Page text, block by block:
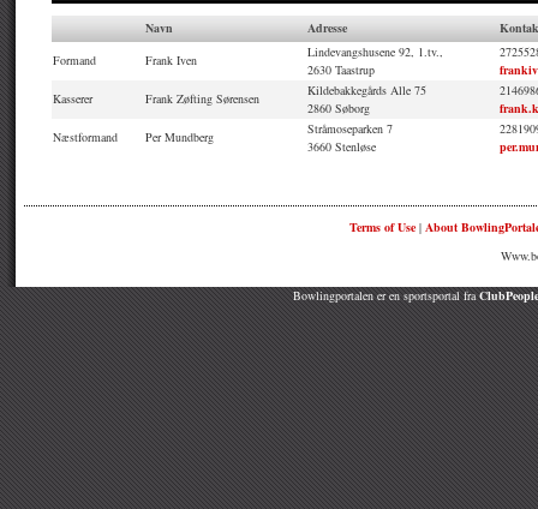
Navn Adresse
Formand
Frank Iven
Lindevangshusene 92, 1.tv.,
2630 Taastrup
Kasserer
Frank Zøfting Sørensen
Kildebakkegårds Alle 75
2860 Søborg
Næstformand
Per Mundberg
Stråmoseparken 7
3660 Stenløse
Terms of Use| About
Bowlingportalen er en sportsportal fra